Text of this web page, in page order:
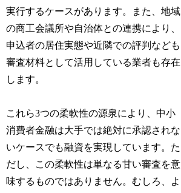
実行するケースがあります。また、地域
の商工会議所や自治体との連携により、
申込者の居住実態や近隣での評判なども
審査材料として活用している業者も存在
します。
これら3つの柔軟性の源泉により、中小
消費者金融は大手では絶対に承認されな
いケースでも融資を実現しています。た
だし、この柔軟性は単なる甘い審査を意
味するものではありません。むしろ、よ